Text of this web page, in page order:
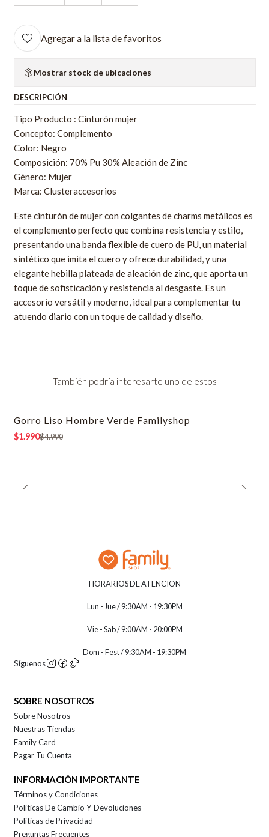
Agregar a la lista de favoritos
Mostrar stock de ubicaciones
DESCRIPCIÓN
Tipo Producto : Cinturón mujer
Concepto: Complemento
Color: Negro
Composición: 70% Pu 30% Aleación de Zinc
Género: Mujer
Marca: Clusteraccesorios
Este cinturón de mujer con colgantes de charms metálicos es
el complemento perfecto que combina resistencia y estilo,
presentando una banda flexible de cuero de PU, un material
sintético que imita el cuero y ofrece durabilidad, y una
elegante hebilla plateada de aleación de zinc, que aporta un
toque de sofisticación y resistencia al desgaste. Es un
accesorio versátil y moderno, ideal para complementar tu
atuendo diario con un toque de calidad y diseño.
También podría interesarte uno de estos
-60% OFF
Gorro Liso Hombre Verde Familyshop
$1.990$4.990
HORARIOS DE ATENCION
Lun - Jue / 9:30AM - 19:30PM
Vie - Sab / 9:00AM - 20:00PM
Dom - Fest / 9:30AM - 19:30PM
Síguenos
SOBRE NOSOTROS
Sobre Nosotros
Nuestras Tiendas
Family Card
Pagar Tu Cuenta
INFORMACIÓN IMPORTANTE
Términos y Condiciones
Políticas De Cambio Y Devoluciones
Políticas de Privacidad
Preguntas Frecuentes